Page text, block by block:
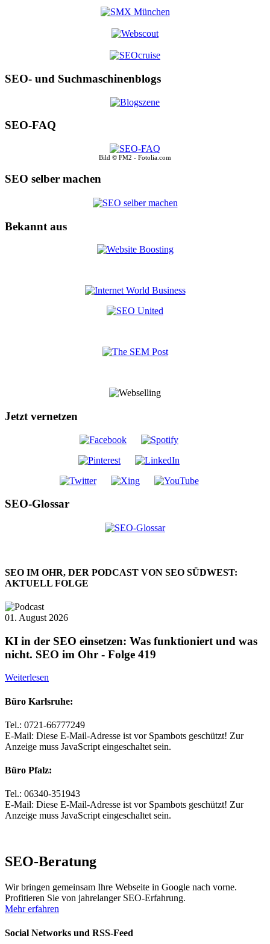
SEO- und Suchmaschinenblogs
SEO-FAQ
Bild © FM2 - Fotolia.com
SEO selber machen
Bekannt aus
Jetzt vernetzen
SEO-Glossar
SEO IM OHR, DER PODCAST VON SEO SÜDWEST:
AKTUELL FOLGE
01. August 2026
KI in der SEO einsetzen: Was funktioniert und was
nicht. SEO im Ohr - Folge 419
Weiterlesen
Büro Karlsruhe:
Tel.: 0721-66777249
E-Mail: Diese E-Mail-Adresse ist vor Spambots geschützt! Zur
Anzeige muss JavaScript eingeschaltet sein.
Büro Pfalz:
Tel.: 06340-351943
E-Mail: Diese E-Mail-Adresse ist vor Spambots geschützt! Zur
Anzeige muss JavaScript eingeschaltet sein.
SEO-Beratung
Wir bringen gemeinsam Ihre Webseite in Google nach vorne.
Profitieren Sie von jahrelanger SEO-Erfahrung.
Mehr erfahren
Social Networks und RSS-Feed